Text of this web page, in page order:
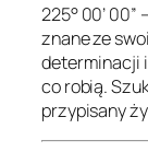
225° 00’ 00”
znane ze
determinacji
co robią.
przypisany